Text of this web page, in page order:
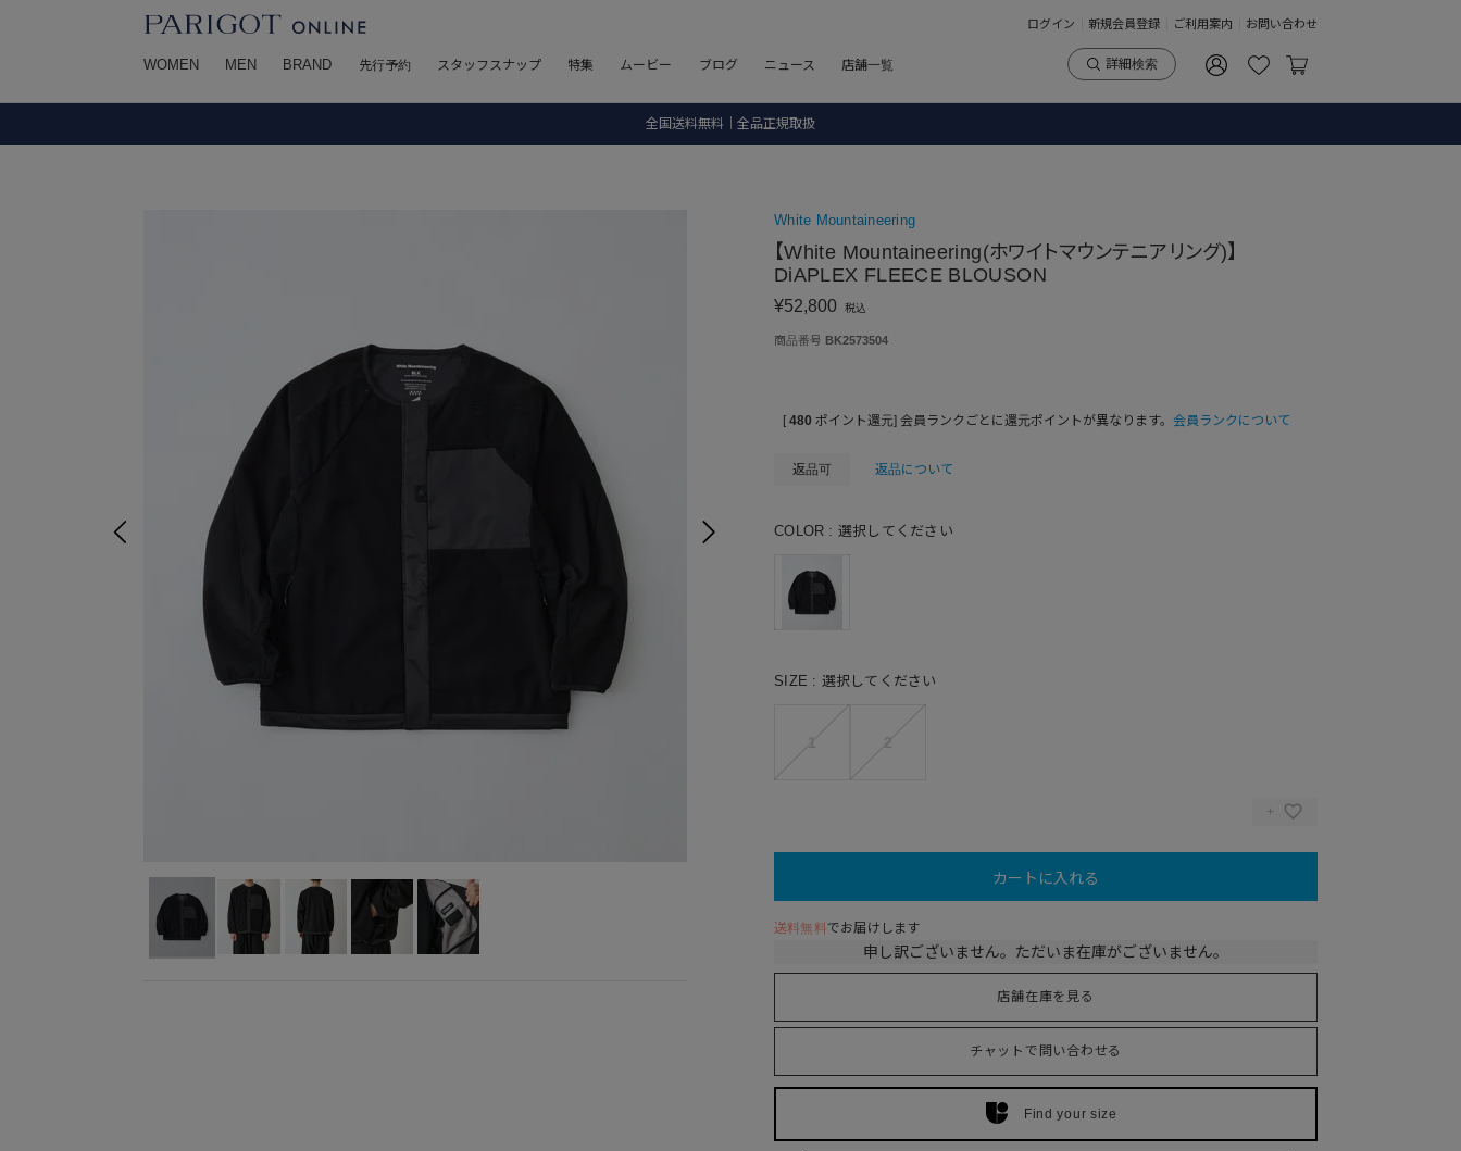
ログイン 新規会員登録 ご利用案内 お問い合わせ
WOMEN MEN BRAND 先行予約 スタッフスナップ 特集 ムービー ブログ ニュース 店舗一覧 詳細検索
全国送料無料｜全品正規取扱
White Mountaineering
【White Mountaineering(ホワイトマウンテニアリング)】
DiAPLEX FLEECE BLOUSON
¥52,800 税込
商品番号 BK2573504
[ 480 ポイント還元] 会員ランクごとに還元ポイントが異なります。 会員ランクについて
返品可 返品について
COLOR 選択してください
SIZE 選択してください
カートに入れる
送料無料 でお届けします
申し訳ございません。ただいま在庫がございません。
店舗在庫を見る
チャットで問い合わせる
Find your size